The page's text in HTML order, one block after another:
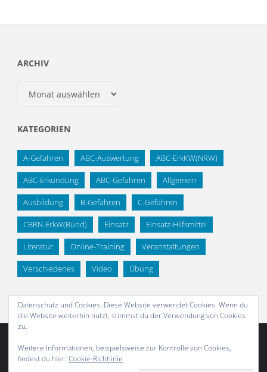
ARCHIV
KATEGORIEN
A-Gefahren ABC-Auswertung ABC-ErkKW(NRW)
ABC-Erkundung ABC-Gefahren Allgemein
Ausbildung B-Gefahren C-Gefahren
CBRN-ErkW(Bund) Einsatz Einsatz-Hilfsmittel
Literatur Online-Training Veranstaltungen
Verschiedenes Video Übung
Datenschutz und Cookies: Diese Website verwendet Cookies. Wenn du
die Website weiterhin nutzt, stimmst du der Verwendung von Cookies
zu.
Weitere Informationen, beispielsweise zur Kontrolle von Cookies,
findest du hier:Cookie-Richtlinie